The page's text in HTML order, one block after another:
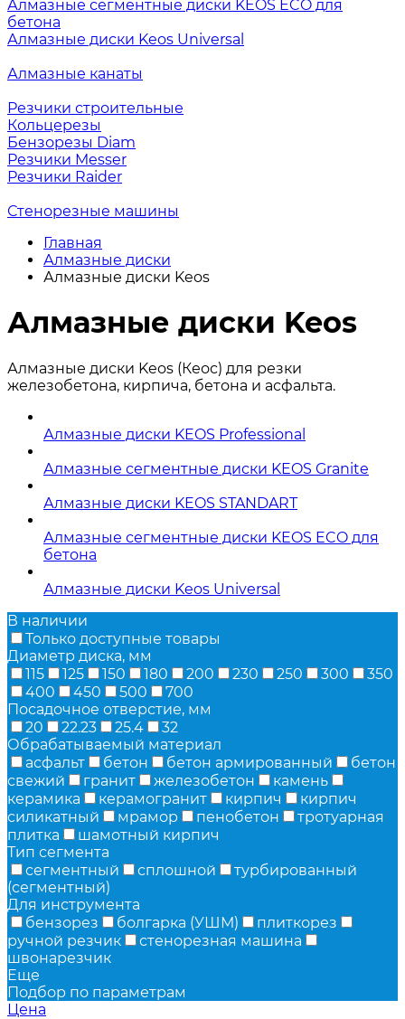
Алмазные сегментные диски KEOS ECO для
бетона
Алмазные диски Keos Universal
Алмазные канаты
Резчики строительные
Кольцерезы
Бензорезы Diam
Резчики Messer
Резчики Raider
Стенорезные машины
Главная
Алмазные диски
Алмазные диски Keos
Алмазные диски Keos
Алмазные диски Keos (Кеос) для резки
железобетона, кирпича, бетона и асфальта.
Алмазные диски KEOS Professional
Алмазные сегментные диски KEOS Granite
Алмазные диски KEOS STANDART
Алмазные сегментные диски KEOS ECO для
бетона
Алмазные диски Keos Universal
В наличии
Только доступные товары
Диаметр диска, мм
115
125 150 180 200 230 250 300
350
400
450 500
700
Посадочное отверстие, мм
20
22.23 25.4
32
Обрабатываемый материал
асфальт
бетон бетон армированный
бетон
свежий
гранит железобетон
камень
керамика
керамогранит кирпич
кирпич
cиликатный
мрамор пенобетон
тротуарная
плитка
шамотный кирпич
Тип сегмента
сегментный
сплошной
турбированный
(сегментный)
Для инструмента
бензорез
болгарка (УШМ)
плиткорез
ручной резчик
стенорезная машина
швонарезчик
Еще
Подбор по параметрам
Цена